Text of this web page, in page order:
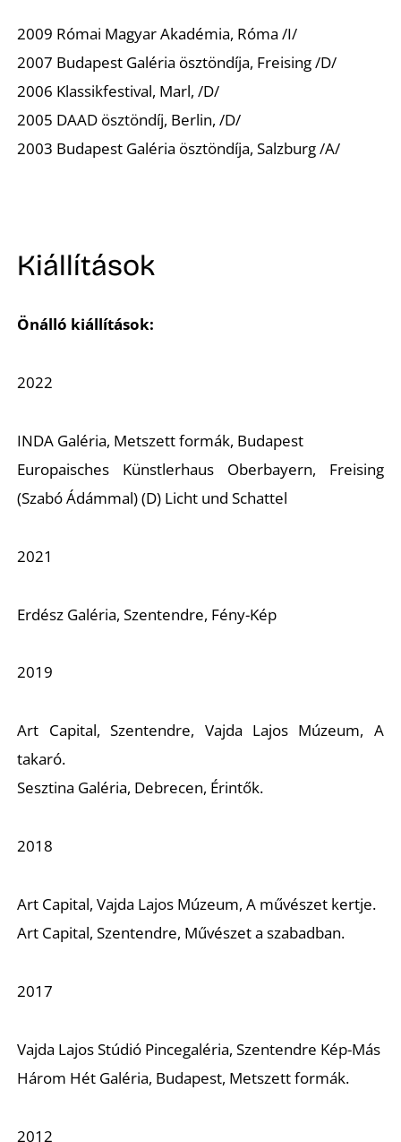
2009 Római Magyar Akadémia, Róma /I/
2007 Budapest Galéria ösztöndíja, Freising /D/
2006 Klassikfestival, Marl, /D/
2005 DAAD ösztöndíj, Berlin, /D/
2003 Budapest Galéria ösztöndíja, Salzburg /A/
Kiállítások
Önálló kiállítások:
2022
INDA Galéria, Metszett formák, Budapest
Europaisches Künstlerhaus Oberbayern, Freising
(Szabó Ádámmal) (D) Licht und Schattel
2021
Erdész Galéria, Szentendre, Fény-Kép
2019
Art Capital, Szentendre, Vajda Lajos Múzeum, A
takaró.
Sesztina Galéria, Debrecen, Érintők.
2018
Art Capital, Vajda Lajos Múzeum, A művészet kertje.
Art Capital, Szentendre, Művészet a szabadban.
2017
Vajda Lajos Stúdió Pincegaléria, Szentendre Kép-Más
Három Hét Galéria, Budapest, Metszett formák.
2012